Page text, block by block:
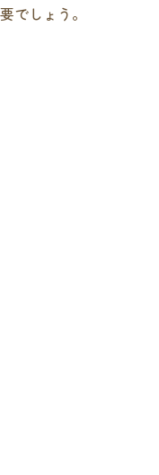
でしょう。